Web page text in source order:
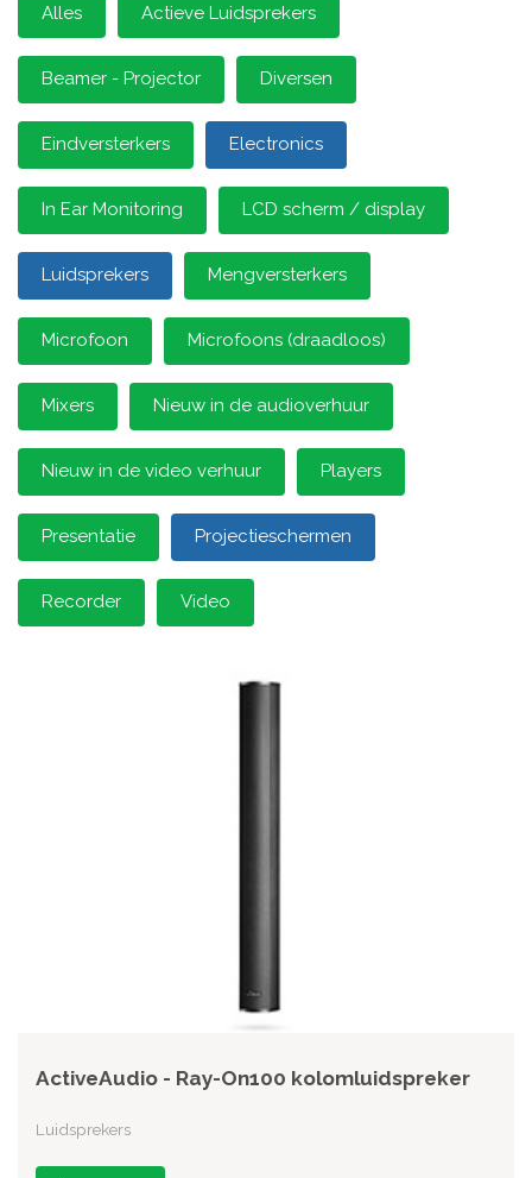
Alles Actieve Luidsprekers
Beamer - Projector Diversen
Eindversterkers Electronics
In Ear Monitoring LCD scherm / display
Luidsprekers Mengversterkers
Microfoon Microfoons (draadloos)
Mixers Nieuw in de audioverhuur
Nieuw in de video verhuur Players
Presentatie Projectieschermen
Recorder Video
ActiveAudio - Ray-On100 kolomluidspreker
Luidsprekers